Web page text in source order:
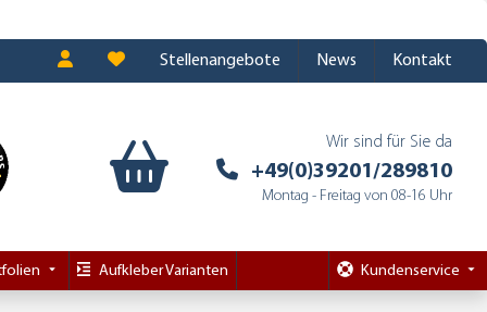
Stellenangebote News Kontakt
Wir sind für Sie da
+49(0)39201/289810
Montag - Freitag von 08-16 Uhr
Aufkleber Varianten Kundenservice